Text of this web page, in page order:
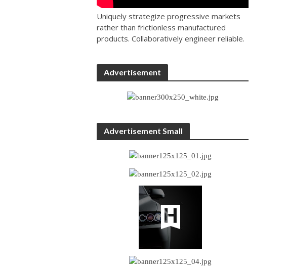
Uniquely strategize progressive markets
rather than frictionless manufactured
products. Collaboratively engineer reliable.
Advertisement
Advertisement Small